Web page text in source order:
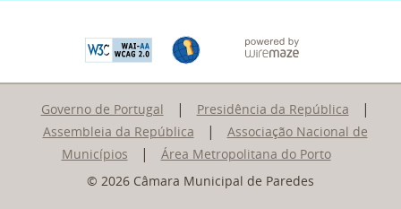
Governo de Portugal | Presidência da República |
Assembleia da República |
Associação Nacional de
Municípios
|
Área Metropolitana do Porto
© 2026 Câmara Municipal de Paredes